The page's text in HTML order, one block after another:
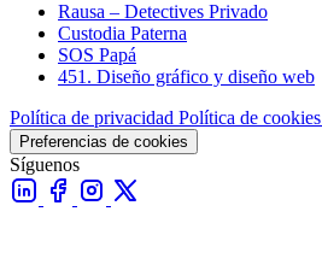
Rausa – Detectives Privado
Custodia Paterna
SOS Papá
451. Diseño gráfico y diseño web
Política de privacidad Política de cookies
Preferencias de cookies
Síguenos